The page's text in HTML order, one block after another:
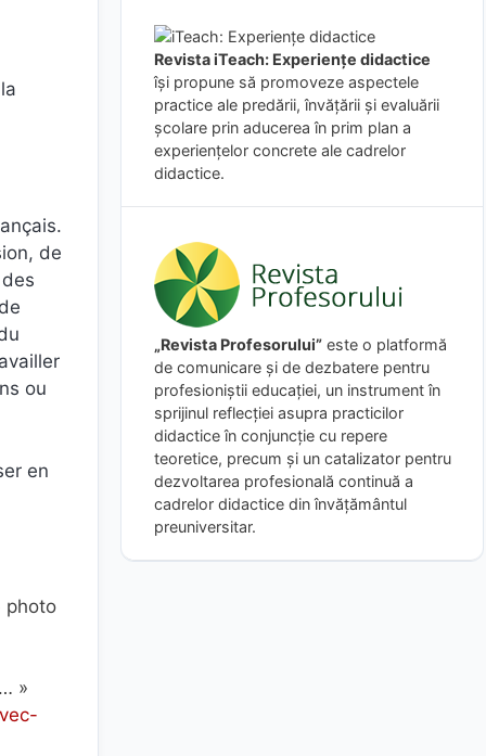
de
ou
en
photo
»
Revista iTeach: Experienţe didactice
îşi propune să promoveze aspectele
practice ale predării, învăţării şi evaluării
şcolare prin aducerea în prim plan a
experienţelor concrete ale cadrelor
didactice.
„Revista Profesorului” este o platformă
de comunicare și de dezbatere pentru
profesioniștii educației, un instrument în
sprijinul reflecției asupra practicilor
didactice în conjuncție cu repere
teoretice, precum și un catalizator pentru
dezvoltarea profesională continuă a
cadrelor didactice din învățământul
preuniversitar.